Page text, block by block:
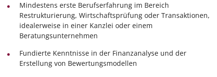
Mindestens erste Berufserfahrung im Bereich
Restrukturierung, Wirtschaftsprüfung oder Transaktionen,
idealerweise in einer Kanzlei oder einem
Beratungsunternehmen
Fundierte Kenntnisse in der Finanzanalyse und der
Erstellung von Bewertungsmodellen